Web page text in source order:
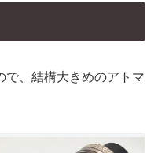
で、結構大きめのアトマ